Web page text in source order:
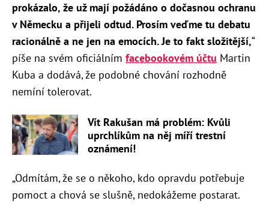
prokázalo, že už mají požádáno o dočasnou ochranu
v Německu a přijeli odtud. Prosím veďme tu debatu
racionálně a ne jen na emocích. Je to fakt složitější,“
píše na svém oficiálním facebookovém účtu Martin
Kuba a dodává, že podobné chování rozhodně
nemíní tolerovat.
Vít Rakušan má problém: Kvůli
uprchlíkům na něj míří trestní
oznámení!
„Odmítám, že se o někoho, kdo opravdu potřebuje
pomoct a chová se slušně, nedokážeme postarat.